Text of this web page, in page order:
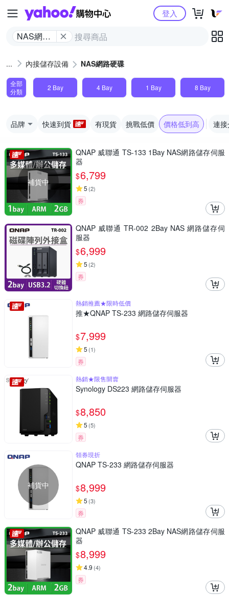
Yahoo購物中心
NAS網路
登入
內接儲存設備 NAS網路硬碟
全部
分類
2 Bay 4 Bay 1 Bay 8 Bay
品牌 快速到貨 有現貨 挑戰低價 價格低到高 連
補貨中
QNAP 威聯通 TS-133 1Bay NAS網路儲存伺服
器
$6,799
5 (2)
券
QNAP 威聯通 TR-002 2Bay NAS 網路儲存伺
服器
$6,999
5 (2)
券
熱銷推薦★限時低價
推★QNAP TS-233 網路儲存伺服器
$7,999
5 (1)
券
熱銷★限售開賣
Synology DS223 網路儲存伺服器
$8,850
5 (5)
券
補貨中
領券現折
QNAP TS-233 網路儲存伺服器
$8,999
5 (3)
券
QNAP 威聯通 TS-233 2Bay NAS網路儲存伺服
器
$8,999
4.9 (4)
券